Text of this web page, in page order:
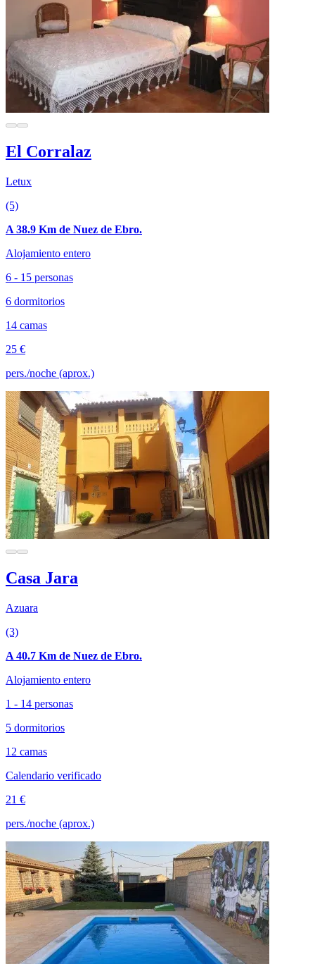
El Corralaz
Letux
(5)
A 38.9 Km de Nuez de Ebro.
Alojamiento entero
6 - 15 personas
6 dormitorios
14 camas
25 €
pers./noche (aprox.)
Casa Jara
Azuara
(3)
A 40.7 Km de Nuez de Ebro.
Alojamiento entero
1 - 14 personas
5 dormitorios
12 camas
Calendario verificado
21 €
pers./noche (aprox.)